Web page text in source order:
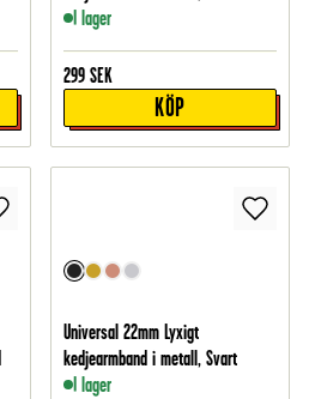
I lager
299 SEK
KÖP
Universal 22mm Lyxigt
kedjearmband i metall, Svart
I lager